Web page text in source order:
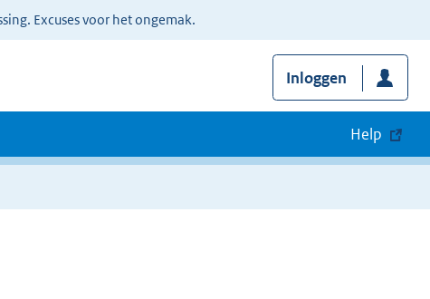
Excuses voor het ongemak.
Inloggen
Help